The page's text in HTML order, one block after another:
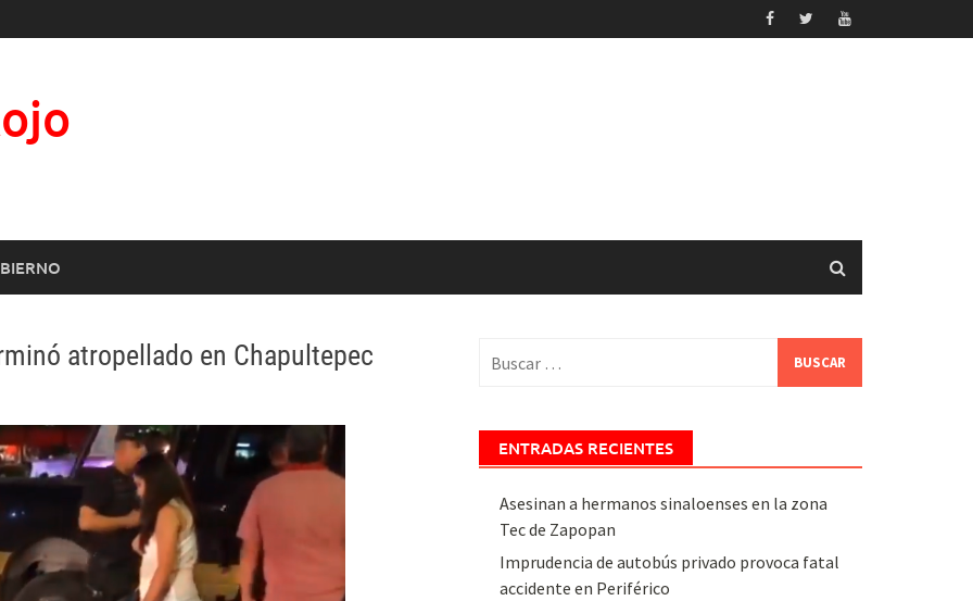
atropellado en Chapultepec
ENTRADAS RECIENTES
Asesinan a hermanos sinaloenses en la zona
Tec de Zapopan
Imprudencia de autobús privado provoca fatal
accidente en Periférico